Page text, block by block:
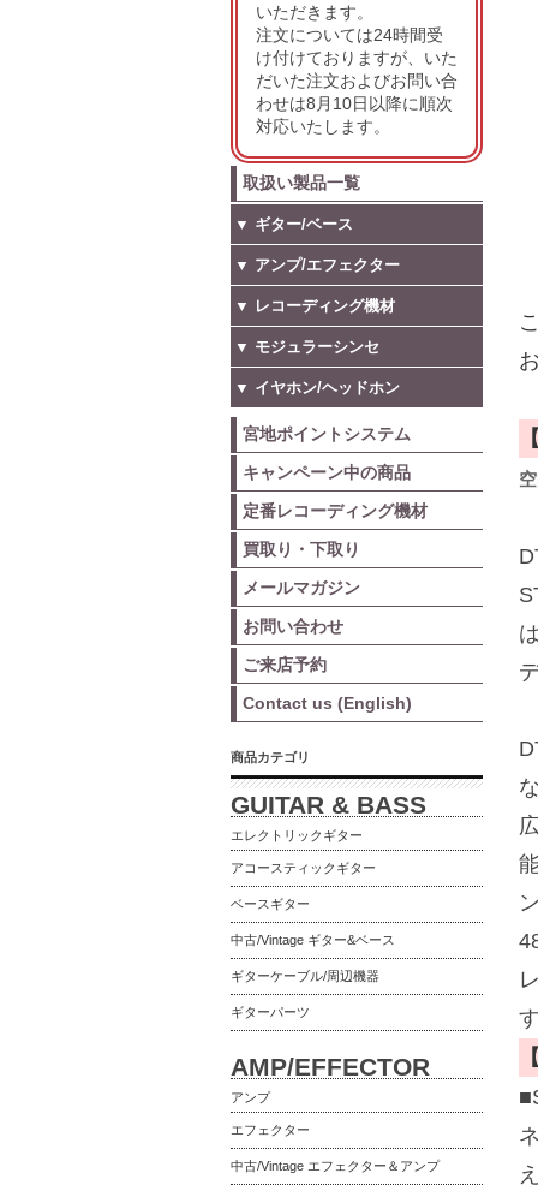
いただきます。
注文については24時間受
け付けておりますが、いた
だいた注文およびお問い合
わせは8月10日以降に順次
対応いたします。
取扱い製品一覧
▼ ギター/ベース
▼ アンプ/エフェクター
▼ レコーディング機材
▼ モジュラーシンセ
▼ イヤホン/ヘッドホン
宮地ポイントシステム
キャンペーン中の商品
定番レコーディング機材
買取り・下取り
メールマガジン
お問い合わせ
ご来店予約
Contact us (English)
商品カテゴリ
GUITAR & BASS
エレクトリックギター
アコースティックギター
ベースギター
中古/Vintage ギター&ベース
ギターケーブル/周辺機器
ギターパーツ
AMP/EFFECTOR
アンプ
エフェクター
中古/Vintage エフェクター＆アンプ